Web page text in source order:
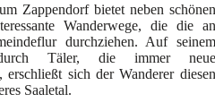
Zappendorf bietet neben schönen
Wanderwege, die die an
durchziehen. Auf seinem
Täler, die immer neue
erschließt sich der Wanderer diesen
Saaletal.